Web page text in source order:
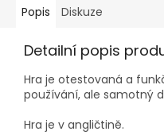
Popis Diskuze
Detailní popis
Hra je otestovaná a
používání, ale samotný
Hra je v angličtině.